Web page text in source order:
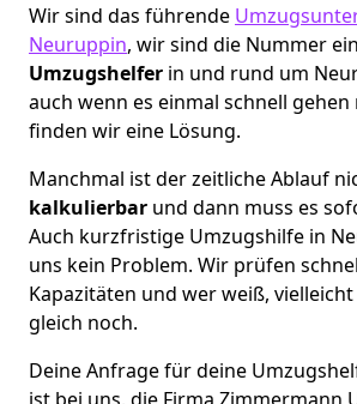
Wir sind das führende
Neuruppin, wir sind die Nummer
Umzugshelfer in und rund um
auch wenn es einmal schnell gehen
finden wir eine Lösung.
Manchmal ist der zeitliche Ablauf
kalkulierbar und dann muss es
Auch kurzfristige Umzugshilfe in
uns kein Problem. Wir prüfen
Kapazitäten und wer weiß,
gleich noch.
Deine Anfrage für deine